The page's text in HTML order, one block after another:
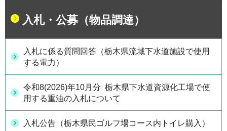
入札・公募（物品調達）
入札に係る質問回答（栃木県流域下水道施設で使用
する電力）
令和8(2026)年10月分 栃木県下水道資源化工場で使
用する重油の入札について
入札公告（栃木県民ゴルフ場コース内トイレ購入）